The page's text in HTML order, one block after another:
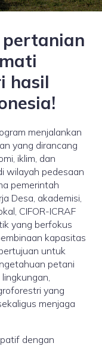
hasil
menjalankan
yang dirancang
iklim, dan
wilayah pedesaan
pemerintah
Desa, akademisi,
CIFOR-ICRAF
yang berfokus
kapasitas
untuk
petani
yang
menjaga
dengan